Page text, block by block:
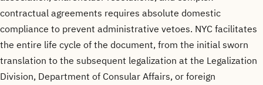
contractual agreements requires absolute domestic
compliance to prevent administrative vetoes. NYC facilitates
the entire life cycle of the document, from the initial sworn
translation to the subsequent legalization at the Legalization
Division, Department of Consular Affairs, or foreign